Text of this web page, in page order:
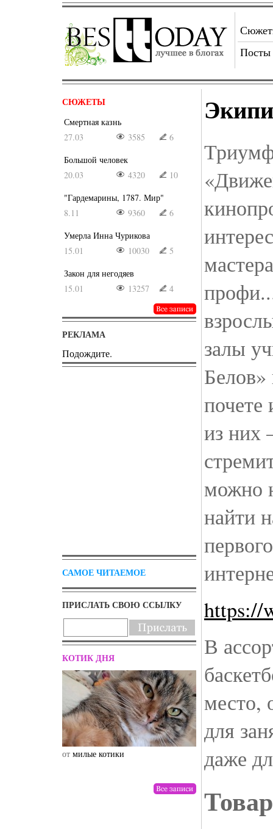
Посты
СЮЖЕТЫ
Смертная казнь
27.03
3585
6
Большой человек
20.03
4320
10
"Гардемарины, 1787. Мир"
8.11
9360
6
Умерла Инна Чурикова
15.01
10030
5
Закон для негодяев
15.01
13257 4
РЕКЛАМА
Подождите.
САМОЕ ЧИТАЕМОЕ
ПРИСЛАТЬ СВОЮ ССЫЛКУ
КОТИК ДНЯ
от милые котики drunktwi
залы
почете
из
можно
найти
https://
В
место,
для
даже